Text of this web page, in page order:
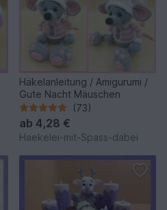
Häkelanleitung / Amigurumi /
Gute Nacht Mäuschen
(73)
ab 4,28 €
Haekelei-mit-Spass-dabei